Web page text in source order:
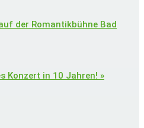
der Romantikbühne Bad
Konzert in 10 Jahren! »